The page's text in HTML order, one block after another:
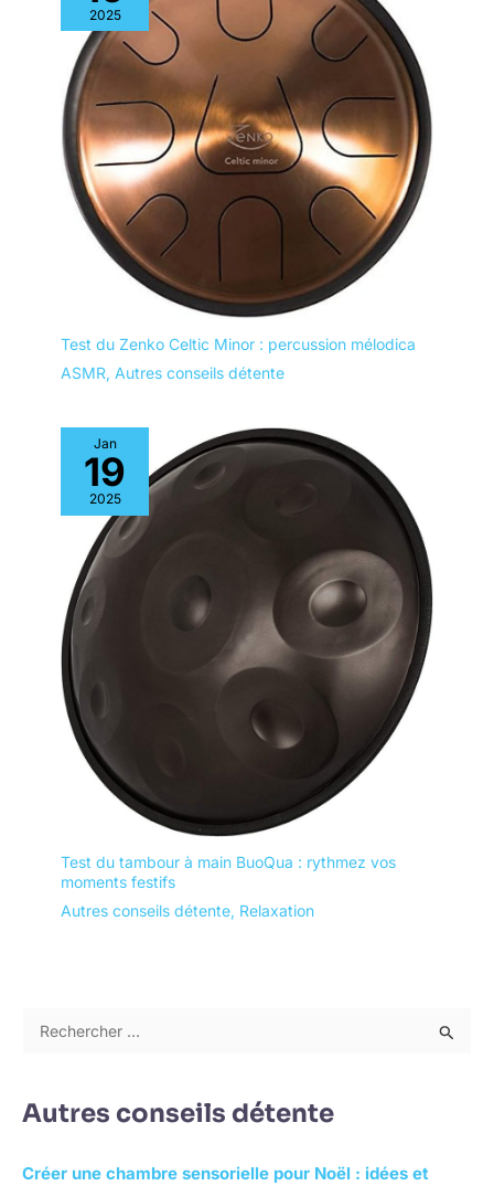
2025
Test du Zenko Celtic Minor : percussion mélodica
ASMR, Autres conseils détente
Jan
19
2025
Test du tambour à main BuoQua : rythmez vos
moments festifs
Autres conseils détente, Relaxation
h
Autres conseils détente
Créer une chambre sensorielle pour Noël : idées et